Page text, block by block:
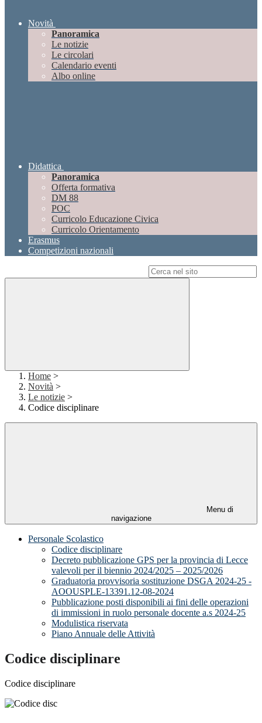
Novità
Panoramica
Le notizie
Le circolari
Calendario eventi
Albo online
Didattica
Panoramica
Offerta formativa
DM 88
POC
Curricolo Educazione Civica
Curricolo Orientamento
Erasmus
Competizioni nazionali
Home >
Novità >
Le notizie >
Codice disciplinare
Menu di
navigazione
Personale Scolastico
Codice disciplinare
Decreto pubblicazione GPS per la provincia di Lecce
valevoli per il biennio 2024/2025 – 2025/2026
Graduatoria provvisoria sostituzione DSGA 2024-25 -
AOOUSPLE-13391.12-08-2024
Pubblicazione posti disponibili ai fini delle operazioni
di immissioni in ruolo personale docente a.s 2024-25
Modulistica riservata
Piano Annuale delle Attività
Codice disciplinare
Codice disciplinare